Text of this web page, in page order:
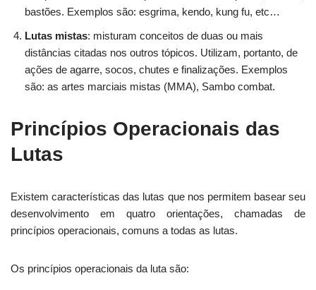
bastões. Exemplos são: esgrima, kendo, kung fu, etc…
Lutas mistas: misturam conceitos de duas ou mais
distâncias citadas nos outros tópicos. Utilizam, portanto, de
ações de agarre, socos, chutes e finalizações. Exemplos
são: as artes marciais mistas (MMA), Sambo combat.
Princípios Operacionais das
Lutas
Existem características das lutas que nos permitem basear seu
desenvolvimento em quatro orientações, chamadas de
princípios operacionais, comuns a todas as lutas.
Os princípios operacionais da luta são: